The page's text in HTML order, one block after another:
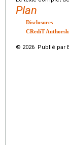
Plan
Disclosures
CRediT
© 2026 Publié par